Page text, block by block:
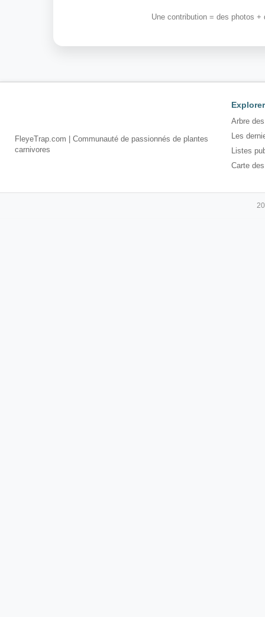
Une contribution = des photos
FleyeTrap.com | Communauté de passionnés de plantes
carnivores
Explorer
Arbre
Les
Listes
Carte